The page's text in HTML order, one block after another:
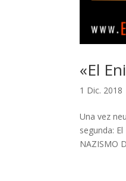
«El
1 Dic. 2018
Una vez
segunda:
NAZISMO